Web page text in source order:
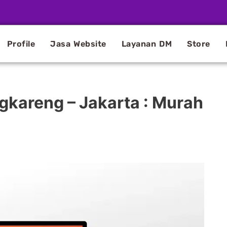
Profile Jasa Website Layanan DM Store
– Jakarta : Murah